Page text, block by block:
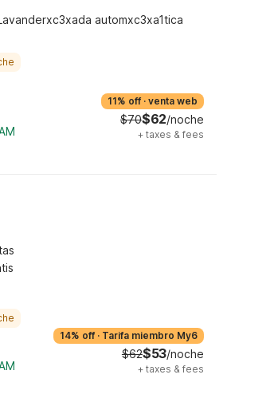
automxc3xa1tica
11% off · venta web
$70$62/noche
+ taxes & fees
14% off · Tarifa miembro My6
$62$53/noche
+ taxes & fees